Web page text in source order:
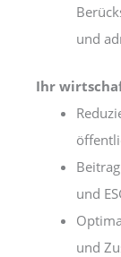
und
Ihr
und
und